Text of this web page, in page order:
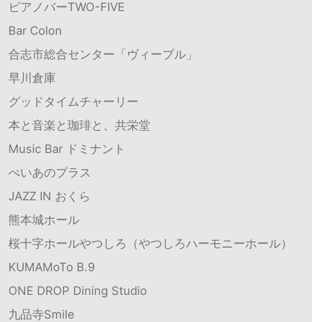
ピアノバーTWO-FIVE
Bar Colon
合志市総合センター「ヴィーブル」
早川倉庫
グッドタイムチャーリー
本と音楽と珈琲と、共栄堂
Music Bar ドミナント
ぺいあのプラス
JAZZ IN おくら
熊本城ホール
桜十字ホールやつしろ（やつしろハーモニーホール）
KUMAMoTo B.9
ONE DROP Dining Studio
九品寺Smile